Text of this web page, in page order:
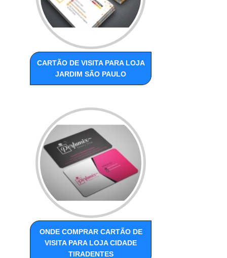
CARTÃO DE VISITA PARA LOJA
JARDIM SÃO PAULO
ONDE COMPRAR CARTÃO DE
VISITA PARA LOJA CIDADE
TIRADENTES